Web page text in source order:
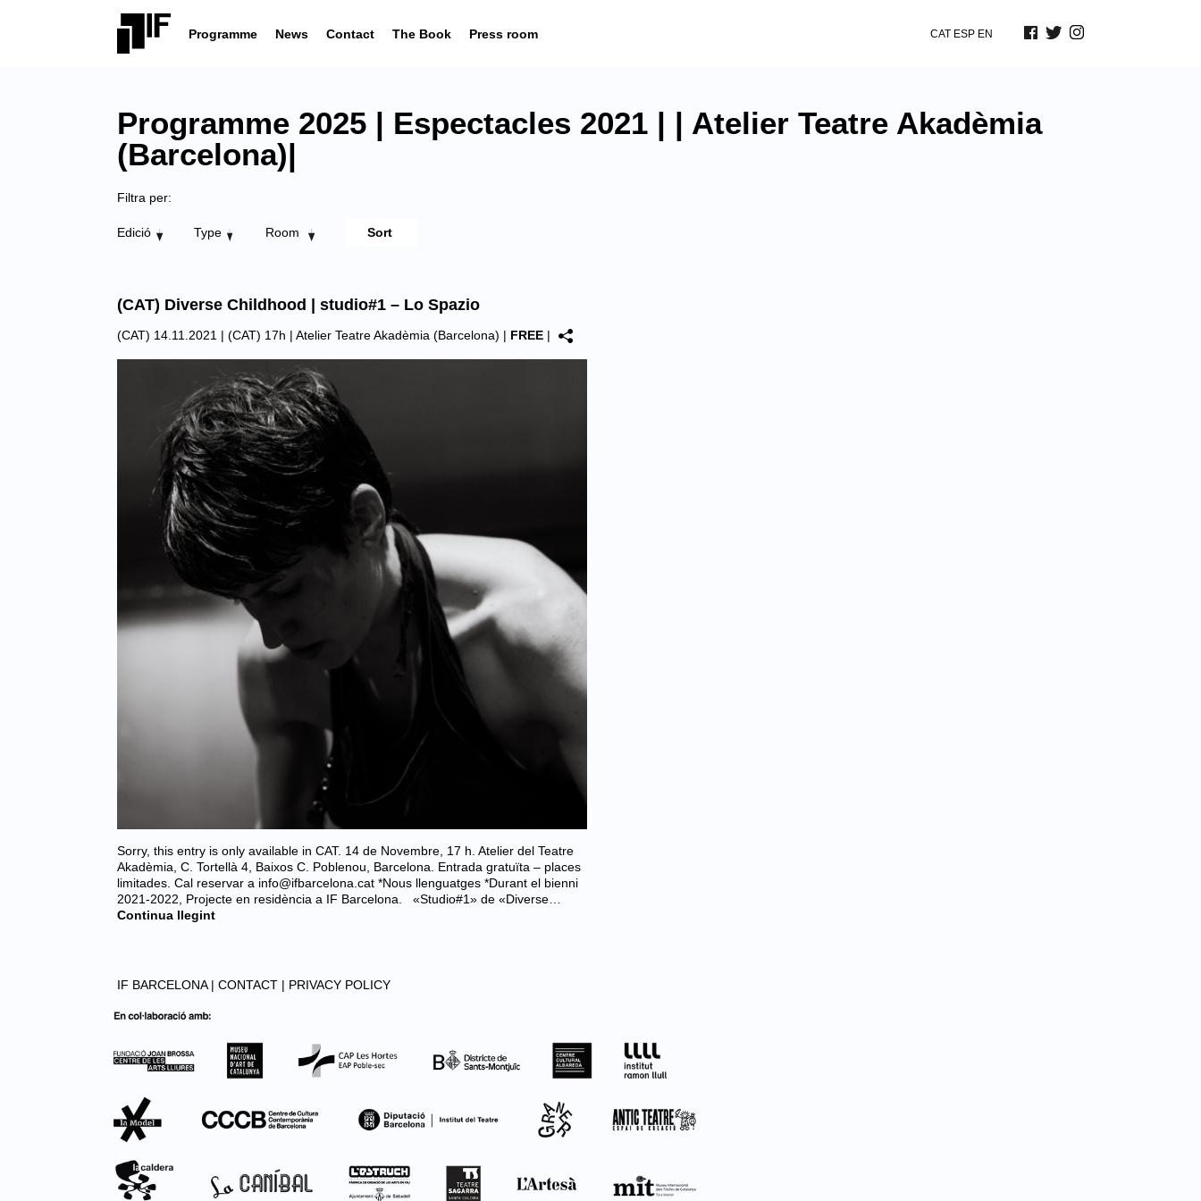
Programme News Contact The Book Press room CAT ESP EN
Programme 2025 | Espectacles 2021 | | Atelier Teatre Akadèmia
(Barcelona)|
Filtra per:
Edició Type Room
(CAT) Diverse Childhood | studio#1 – Lo Spazio
(CAT) 14.11.2021 | (CAT) 17h | Atelier Teatre Akadèmia (Barcelona) | FREE |
Sorry, this entry is only available in CAT. 14 de Novembre, 17 h. Atelier del Teatre
Akadèmia, C. Tortellà 4, Baixos C. Poblenou, Barcelona. Entrada gratuïta – places
limitades. Cal reservar a info@ifbarcelona.cat *Nous llenguatges *Durant el bienni
2021-2022, Projecte en residència a IF Barcelona. «Studio#1» de «Diverse…
Continua llegint
IF BARCELONA | CONTACT | PRIVACY POLICY